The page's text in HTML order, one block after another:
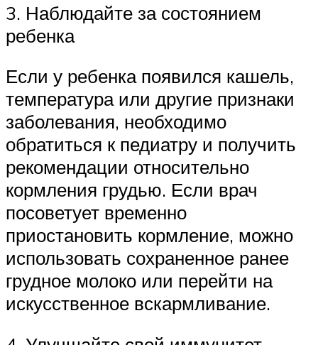
3. Наблюдайте за состоянием
ребенка
Если у ребенка появился кашель,
температура или другие признаки
заболевания, необходимо
обратиться к педиатру и получить
рекомендации относительно
кормления грудью. Если врач
посоветует временно
приостановить кормление, можно
использовать сохраненное ранее
грудное молоко или перейти на
искусственное вскармливание.